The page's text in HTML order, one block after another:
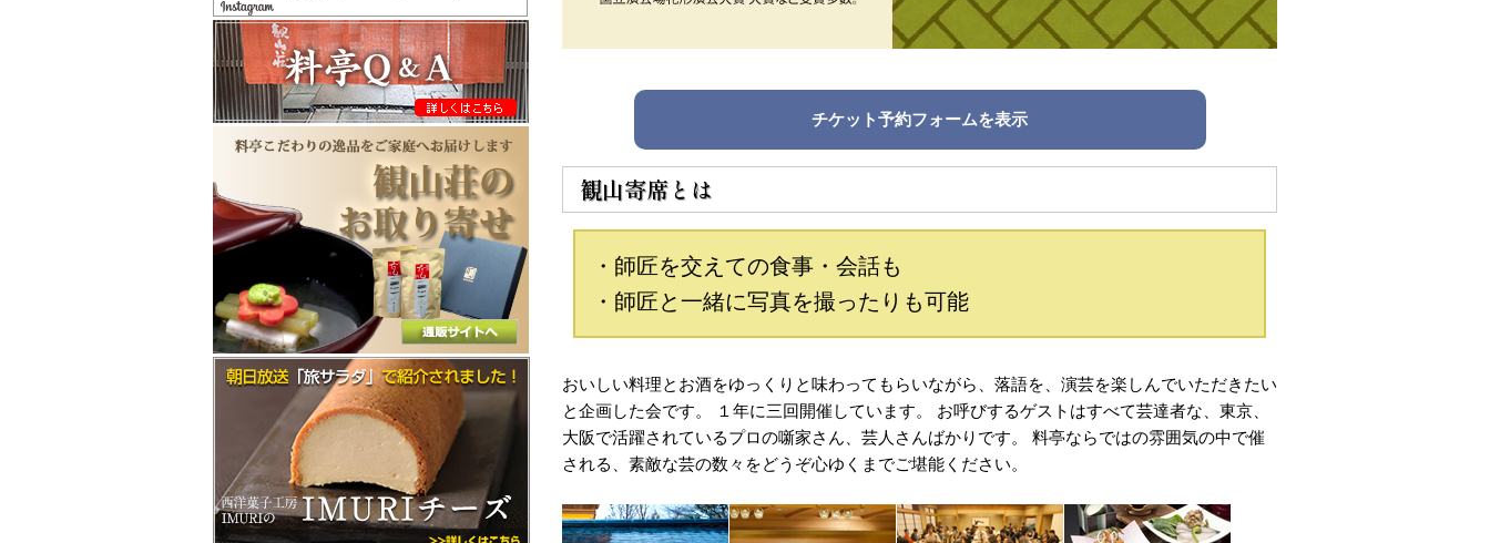
チケット予約フォームを表示
観山寄席とは
・師匠を交えての食事・会話も
・師匠と一緒に写真を撮ったりも可能
おいしい料理とお酒をゆっくりと味わってもらいながら、落語を、演芸を楽しんでいただきたい
と企画した会です。 １年に三回開催しています。 お呼びするゲストはすべて芸達者な、東京、
大阪で活躍されているプロの噺家さん、芸人さんばかりです。 料亭ならではの雰囲気の中で催
される、素敵な芸の数々をどうぞ心ゆくまでご堪能ください。